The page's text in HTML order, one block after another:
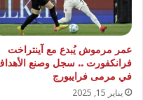
عمر مرموش يُبدع مع آينتراخت
فرانكفورت .. سجل وصنع
في مرمى فرايبورج
يناير 15, 2025